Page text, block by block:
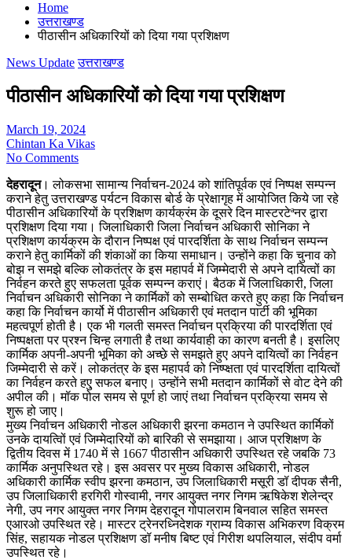
Home
उत्तराखण्ड
पीठासीन अधिकारियों को दिया गया प्रशिक्षण
News Update उत्तराखण्ड
पीठासीन अधिकारियों को दिया गया प्रशिक्षण
March 19, 2024
Chintan Ka Vikas
No Comments
देहरादून। लोकसभा सामान्य निर्वाचन-2024 को शांतिपूर्वक एवं निष्पक्ष सम्पन्न
कराने हेतु उत्तराखण्ड पर्यटन विकास बोर्ड के प्रेक्षागृह में आयोजित किये जा रहे
पीठासीन अधिकारियों के प्रशिक्षण कार्यक्रंम के दूसरे दिन मास्टरटेªनर द्वारा
प्रशिक्षण दिया गया। जिलाधिकारी जिला निर्वाचन अधिकारी सोनिका ने
प्रशिक्षण कार्यक्रम के दौरान निष्पक्ष एवं पारदर्शिता के साथ निर्वाचन सम्पन्न
कराने हेतु कार्मिकों की शंकाओं का किया समाधान। उन्होंने कहा कि चुनाव को
बोझ न समझे बल्कि लोकतंत्र के इस महापर्व में जिम्मेदारी से अपने दायित्वों का
निर्वहन करते हुए सफलता पूर्वक सम्पन्न कराएं। बैठक में जिलाधिकारी, जिला
निर्वाचन अधिकारी सोनिका ने कार्मिकों को सम्बोधित करते हुए कहा कि निर्वाचन
कहा कि निर्वाचन कार्यो में पीठासीन अधिकारी एवं मतदान पार्टी की भूमिका
महत्वपूर्ण होती है। एक भी गलती समस्त निर्वाचन प्रक्रिया की पारदर्शिता एवं
निष्पक्षता पर प्रश्न चिन्ह लगाती है तथा कार्यवाही का कारण बनती है। इसलिए
कार्मिक अपनी-अपनी भूमिका को अच्छे से समझते हुए अपने दायित्वों का निर्वहन
जिम्मेदारी से करें। लोकतंत्र के इस महापर्व को निष्प्क्षता एवं पारदर्शिता दायित्वों
का निर्वहन करते हएु सफल बनाए। उन्होंने सभी मतदान कार्मिकों से वोट देने की
अपील की। मॉक पोल समय से पूर्ण हो जाएं तथा निर्वाचन प्रक्रिया समय से
शुरू हो जाए।
मुख्य निर्वाचन अधिकारी नोडल अधिकारी झरना कमठान ने उपस्थित कार्मिकों
उनके दायत्विों एवं जिम्मेदारियों को बारिकी से समझाया। आज प्रशिक्षण के
द्वितीय दिवस में 1740 में से 1667 पीठासीन अधिकारी उपस्थित रहे जबकि 73
कार्मिक अनुपस्थित रहे। इस अवसर पर मुख्य विकास अधिकारी, नोडल
अधिकारी कार्मिक स्वीप झरना कमठान, उप जिलाधिकारी मसूरी डॉ दीपक सैनी,
उप जिलाधिकारी हरगिरी गोस्वामी, नगर आयुक्त नगर निगम ऋषिकेश शेलेन्द्र
नेगी, उप नगर आयुक्त नगर निगम देहरादून गोपालराम बिनवाल सहित समस्त
एआरओ उपस्थित रहे। मास्टर ट्रेनरध्निदेशक ग्राम्य विकास अभिकरण विक्रम
सिंह, सहायक नोडल प्रशिक्षण डॉ मनीष बिष्ट एवं गिरीश थपलियाल, संदीप वर्मा
उपस्थित रहे।